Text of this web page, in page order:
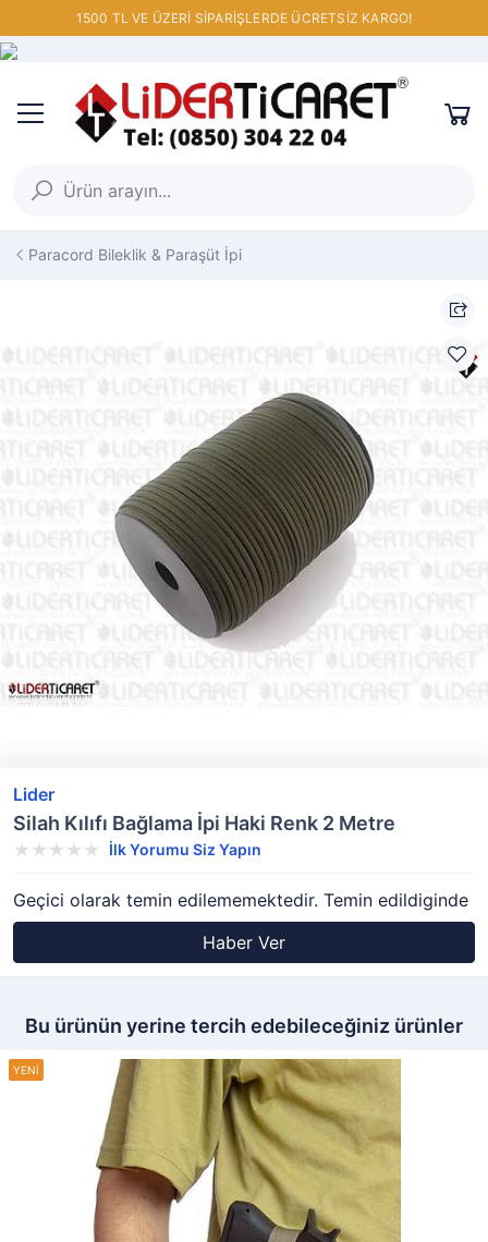
1500 TL VE ÜZERİ SİPARİŞLERDE ÜCRETSİZ KARGO!
Paracord Bileklik & Paraşüt İpi
Lider
Silah Kılıfı Bağlama İpi Haki Renk 2 Metre
İlk Yorumu Siz Yapın
Geçici olarak temin edilememektedir. Temin edildiginde
Haber Ver
Bu ürünün yerine tercih edebileceğiniz ürünler